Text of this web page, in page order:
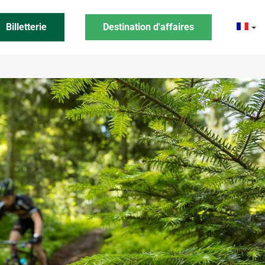
Billetterie Destination d'affaires